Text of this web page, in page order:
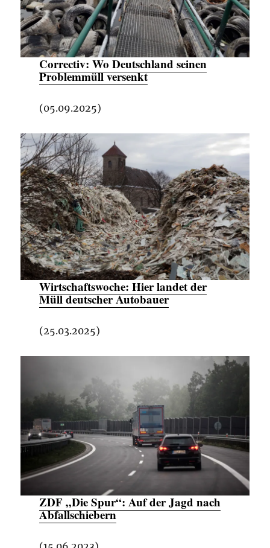
Correctiv: Wo Deutschland seinen
Problemmüll versenkt
(05.09.2025)
Wirtschaftswoche: Hier landet der
Müll deutscher Autobauer
(25.03.2025)
ZDF „Die Spur“: Auf der Jagd nach
Abfallschiebern